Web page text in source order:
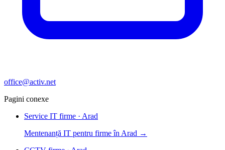
office@activ.net
Pagini conexe
Service IT firme · Arad
Mentenanță IT pentru firme în Arad →